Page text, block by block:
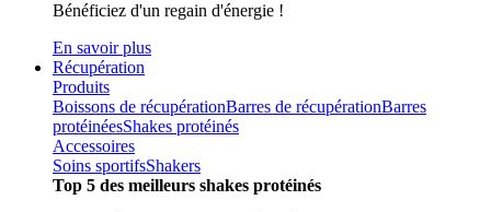
Bénéficiez d'un regain d'énergie !
En savoir plus
Récupération
Produits
Boissons de récupérationBarres de récupérationBarres
protéinéesShakes protéinés
Accessoires
Soins sportifsShakers
Top 5 des meilleurs shakes protéinés